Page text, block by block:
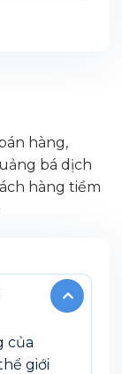
hàng,
bá dịch
hàng tiềm
của
giới